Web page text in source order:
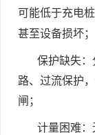
可能低于充电
甚至设备损坏；
保护缺失
路、过流保护
闸；
计量困难